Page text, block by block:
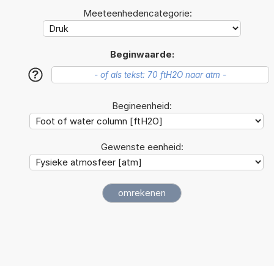
Meeteenhedencategorie:
Beginwaarde:
?
Begineenheid:
Gewenste eenheid: